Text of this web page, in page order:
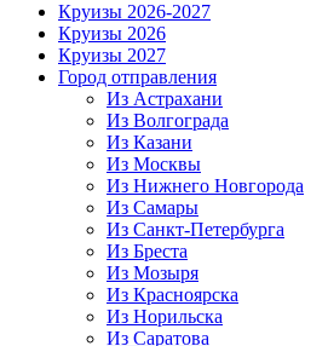
Круизы 2026-2027
Круизы 2026
Круизы 2027
Город отправления
Из Астрахани
Из Волгограда
Из Казани
Из Москвы
Из Нижнего Новгорода
Из Самары
Из Санкт-Петербурга
Из Бреста
Из Мозыря
Из Красноярска
Из Норильска
Из Саратова